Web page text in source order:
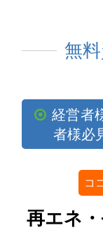
無
経営者
者様必
コ
再エネ